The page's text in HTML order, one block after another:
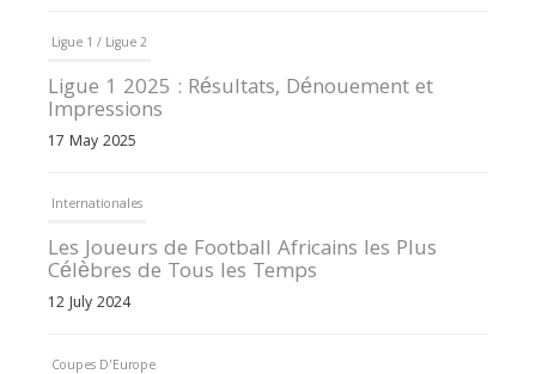
Ligue 1 / Ligue 2
Ligue 1 2025 : Résultats, Dénouement et
Impressions
17 May 2025
Internationales
Les Joueurs de Football Africains les Plus
Célèbres de Tous les Temps
12 July 2024
Coupes D'Europe